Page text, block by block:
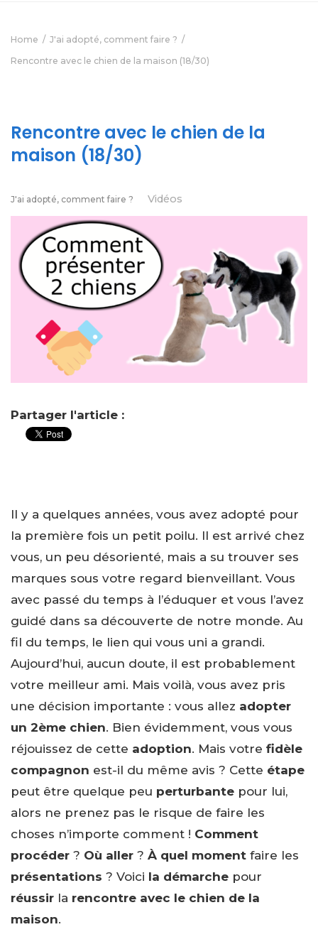
Home
J'ai adopté, comment faire ?
Rencontre avec le chien de la maison (18/30)
Rencontre avec le chien de la
maison (18/30)
J'ai adopté, comment faire ? Vidéos
Partager l'article :
Il y a quelques années, vous avez adopté pour
la première fois un petit poilu. Il est arrivé chez
vous, un peu désorienté, mais a su trouver ses
marques sous votre regard bienveillant. Vous
avec passé du temps à l’éduquer et vous l’avez
guidé dans sa découverte de notre monde. Au
fil du temps, le lien qui vous uni a grandi.
Aujourd’hui, aucun doute, il est probablement
votre meilleur ami. Mais voilà, vous avez pris
une décision importante : vous allez adopter
un 2ème chien. Bien évidemment, vous vous
réjouissez de cette adoption. Mais votre fidèle
compagnon est-il du même avis ? Cette étape
peut être quelque peu perturbante pour lui,
alors ne prenez pas le risque de faire les
choses n’importe comment ! Comment
procéder ? Où aller ? À quel moment faire les
présentations ? Voici la démarche pour
réussir la rencontre avec le chien de la
maison.